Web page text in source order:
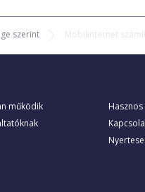
szerint Mobilinternet
működik